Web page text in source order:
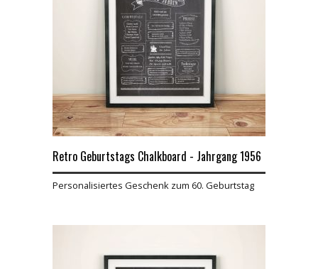
Retro Geburtstags Chalkboard - Jahrgang 1956
Personalisiertes Geschenk zum 60. Geburtstag